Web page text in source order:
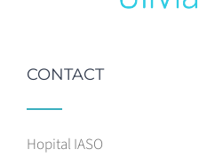
CONTACT
Hopital IASO